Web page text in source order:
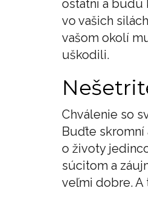
ostatní a budú
vo vašich
vašom okolí
uškodili.
Chválenie so
Buďte skromní
o životy
súcitom a
veľmi dobre. A